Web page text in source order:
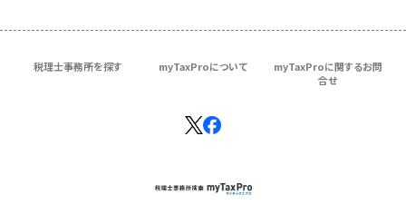
税理士事務所を探す myTaxProについて
myTaxProに関するお問
合せ